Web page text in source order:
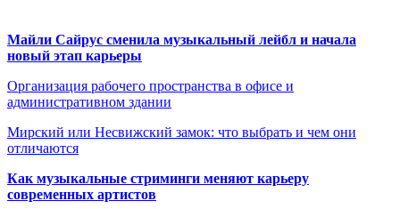
Майли Сайрус сменила музыкальный лейбл и начала
новый этап карьеры
Организация рабочего пространства в офисе и
административном здании
Мирский или Несвижский замок: что выбрать и чем они
отличаются
Как музыкальные стриминги меняют карьеру
современных артистов